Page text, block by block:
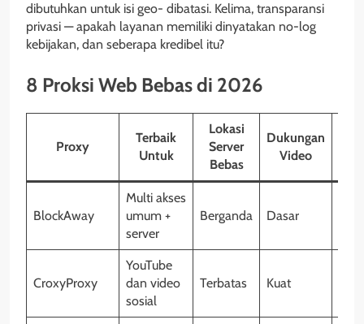
dibutuhkan untuk isi geo- dibatasi. Kelima, transparansi
privasi — apakah layanan memiliki dinyatakan no-log
kebijakan, dan seberapa kredibel itu?
8 Proksi Web Bebas di 2026
Proxy
Terbaik
Untuk
Lokasi
Server
Bebas
Dukungan
Video
BlockAway
Multi akses
umum +
server
Berganda Dasar
CroxyProxy
YouTube
dan video
sosial
Terbatas Kuat